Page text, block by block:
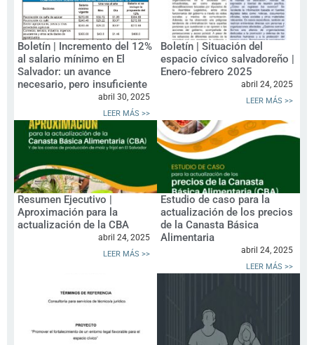
Boletín | Incremento del 12%
al salario mínimo en El
Salvador: un avance
necesario, pero insuficiente
abril 30, 2025
LEER MÁS >>
Boletín | Situación del
espacio cívico salvadoreño |
Enero-febrero 2025
abril 24, 2025
LEER MÁS >>
Resumen Ejecutivo |
Aproximación para la
actualización de la CBA
abril 24, 2025
LEER MÁS >>
Estudio de caso para la
actualización de los precios
de la Canasta Básica
Alimentaria
abril 24, 2025
LEER MÁS >>